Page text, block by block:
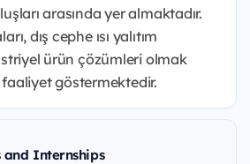
arasında yer almaktadır.
dış cephe ısı yalıtım
ürün çözümleri olmak
faaliyet göstermektedir.
and Internships